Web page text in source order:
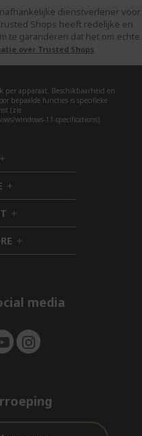
dienstverlener voor
Shops heeft redelijke en
te garanderen dat het om echte
over Trusted Shops
per apparaat. Beschikbaarheid en
bepaalde functies is specifieke
(zie
windows-11-specifications).
h
h
i
d
e
n
h
i
d
d
h
i
e media